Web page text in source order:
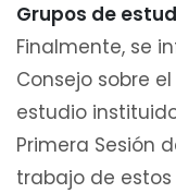
Grupos de
Finalmente, se
Consejo sobre
estudio
Primera Sesión
trabajo de